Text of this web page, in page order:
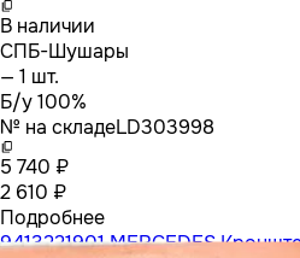
В наличии
СПБ-Шушары
— 1 шт.
Б/у 100%
№ на складеLD303998
5 740 ₽
2 610 ₽
Подробнее
9413221901 MERCEDES